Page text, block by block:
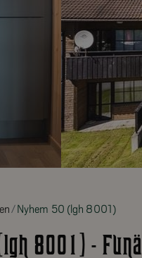
Nyhem 50 (lgh 8001)
8001) -